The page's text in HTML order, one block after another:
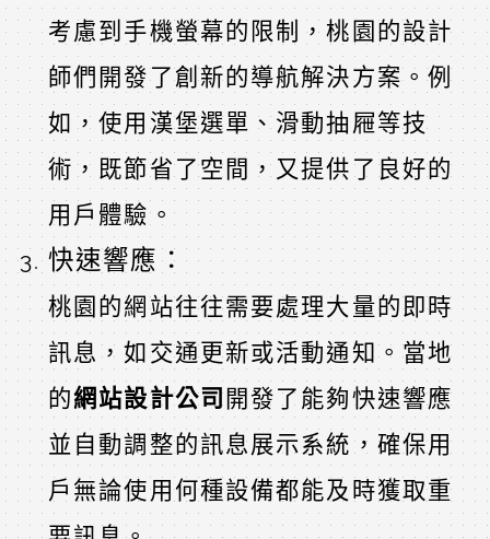
考慮到手機螢幕的限制，桃園的設計
師們開發了創新的導航解決方案。例
如，使用漢堡選單、滑動抽屜等技
術，既節省了空間，又提供了良好的
用戶體驗。
快速響應：
桃園的網站往往需要處理大量的即時
訊息，如交通更新或活動通知。當地
的網站設計公司 開發了能夠快速響應
並自動調整的訊息展示系統，確保用
戶無論使用何種設備都能及時獲取重